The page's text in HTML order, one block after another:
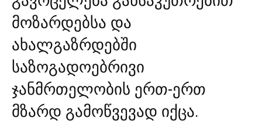
მოზარდებსა და
ახალგაზრდებში
საზოგადოებრივი
ჯანმრთელობის ერთ-ერთ
მზარდ გამოწვევად იქცა.